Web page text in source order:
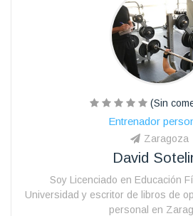
(Sin
Entrenador
Zaragoza
David
Soy Licenciado en Educación
Universidad y escritor de libros de
personal en